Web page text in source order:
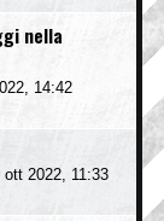
nella
14:42
ott 2022, 11:33